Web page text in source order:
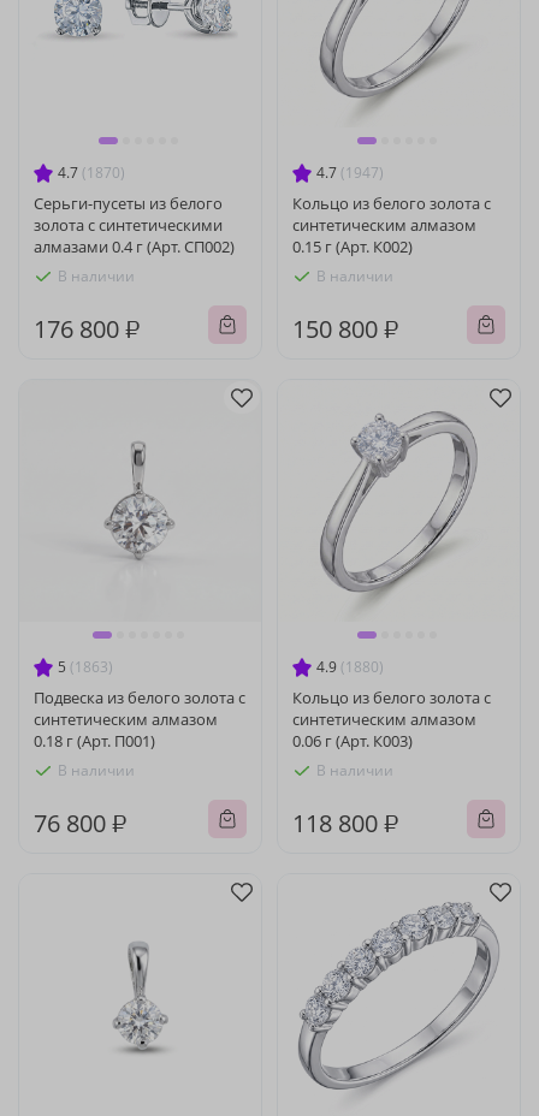
4.7 (1870)
Серьги-пусеты из белого
золота с синтетическими
алмазами 0.4 г (Арт. СП002)
В наличии
176 800 ₽
4.7 (1947)
Кольцо из белого золота с
синтетическим алмазом
0.15 г (Арт. К002)
В наличии
150 800 ₽
5 (1863)
Подвеска из белого золота с
синтетическим алмазом
0.18 г (Арт. П001)
В наличии
76 800 ₽
4.9 (1880)
Кольцо из белого золота с
синтетическим алмазом
0.06 г (Арт. К003)
В наличии
118 800 ₽